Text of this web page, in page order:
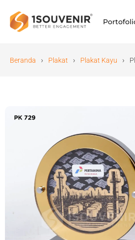
Beranda › Plakat › Plakat Kayu ›